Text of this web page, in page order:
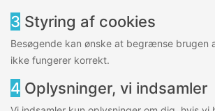
3 Styring af cookies
Besøgende kan ønske at begrænse
ikke fungerer korrekt.
4 Oplysninger, vi indsamler